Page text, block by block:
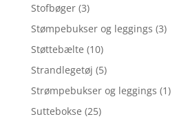
Stofbøger (3)
Stømpebukser og leggings (3)
Støttebælte (10)
Strandlegetøj (5)
Strømpebukser og leggings (1)
Suttebokse (25)